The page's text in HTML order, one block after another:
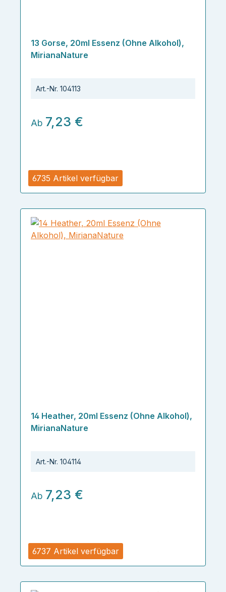
6735 Artikel verfügbar
13 Gorse, 20ml Essenz (Ohne Alkohol),
MirianaNature
Art.-Nr. 104113
Ab 7,23 €
6737 Artikel verfügbar
14 Heather, 20ml Essenz (Ohne Alkohol),
MirianaNature
Art.-Nr. 104114
Ab 7,23 €